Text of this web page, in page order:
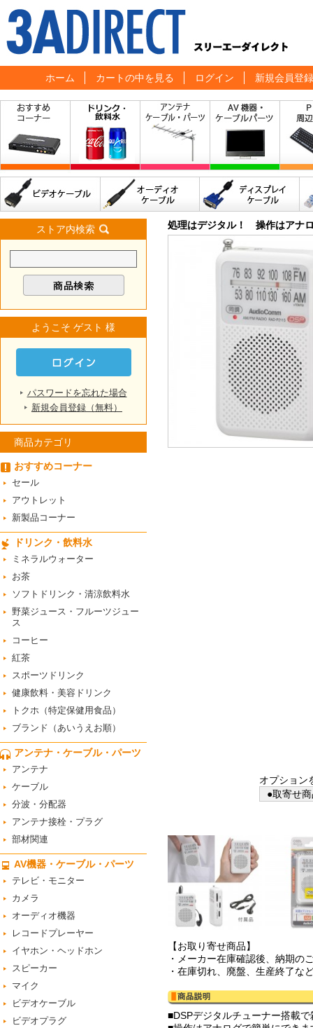
ホーム カートの中を見る ログイン 新規会員登録
ストア内検索
ようこそ ゲスト 様
パスワードを忘れた場合
新規会員登録（無料）
商品カテゴリ
おすすめコーナー
セール
アウトレット
新製品コーナー
ドリンク・飲料水
ミネラルウォーター
お茶
ソフトドリンク・清涼飲料水
野菜ジュース・フルーツジュー
ス
コーヒー
紅茶
スポーツドリンク
健康飲料・美容ドリンク
トクホ（特定保健用食品）
ブランド（あいうえお順）
アンテナ・ケーブル・パーツ
アンテナ
ケーブル
分波・分配器
アンテナ接栓・プラグ
部材関連
AV機器・ケーブル・パーツ
テレビ・モニター
カメラ
オーディオ機器
レコードプレーヤー
イヤホン・ヘッドホン
スピーカー
マイク
ビデオケーブル
ビデオプラグ
処理はデジタル！ 操作はア
オプション
●取寄せ
【お取り寄せ商品】
・メーカー在庫確認後、納期の
・在庫切れ、廃盤、生産終了な
■DSPデジタルチューナー搭載